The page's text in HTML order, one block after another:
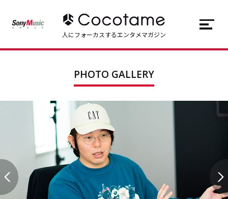
Series
Cocotameとは About
JP EN
人にフォーカスするエンタメマガジン
PHOTO GALLERY